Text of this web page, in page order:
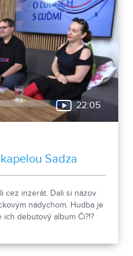
22:05
Sadza
cez inzerát. Dali si názov
nádychom. Hudba je
debutový album Či?!?